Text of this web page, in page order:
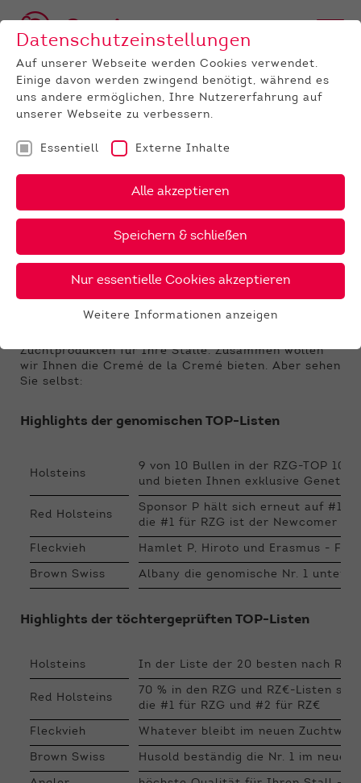
UNTERNEHMEN News
Phönix-Bullen sind Ihre
perfekte Wahl
Zuchtprogramm fiel am 1. Januar 2021. Seitdem
Zuchtprodukten für Ihre Ställe. Zusammen wollen
wir Ihnen die Cremé de la Cremé bieten. Aber sehen
Sie selbst:
Highlights der genomischen TOP-Listen
Holsteins
9 von 10 Bullen in der RZG-TOP 10
und bieten Ihnen exklusive Genetik:
Red Holsteins
Sponsor P hält sich erneut auf #1
die #1 für RZG ist der Newcomer
Fleckvieh Hamlet P, Hiroto und Erasmus -
Brown Swiss Albany die genomische Nr. 1
Highlights der töchtergeprüften TOP-Listen
Holsteins In der Liste der 20 besten nach RZ€
Red Holsteins
70 % in den RZG und RZ€-Listen
die #1 für RZG und #2 für RZ€
Fleckvieh Whatever bleibt im neuen
Brown Swiss Husold beständig die Nr. 1 im
Datenschutzeinstellungen
Auf unserer Webseite werden Cookies verwendet.
Einige davon werden zwingend benötigt, während es
uns andere ermöglichen, Ihre Nutzererfahrung auf
unserer Webseite zu verbessern.
Essentiell Externe Inhalte
Alle akzeptieren
Speichern & schließen
Nur essentielle Cookies akzeptieren
Funktionen der Webseite benötigt. Dadurch ist
gewährleistet, dass die Webseite einwandfrei
Name cookie_optin
Qnetics
1 Jahr
Zweck Cookie Einstellungen speichern
Cookie-Informationen anzeigen
Externe Inhalte
Wir verwenden auf unserer Website externe
Inhalte, um Ihnen zusätzliche Informationen
Weitere Informationen anzeigen